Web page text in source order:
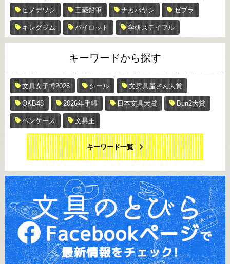
ヒノデワシ 三菱鉛筆 ナカバヤシ ゼブラ
キングジム パイロット 学研ステイフル
キーワードから探す
文具女子博2026 シール 文房具屋さん大賞
OKB48 2026年手帳 日本文具大賞 Bun2大賞
ペンケース 文具王
キーワード一覧